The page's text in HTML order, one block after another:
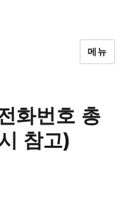
메뉴
화번호 총
참고)